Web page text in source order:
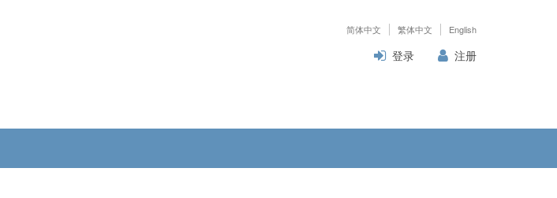
简体中文 繁体中文 English
登录 注册